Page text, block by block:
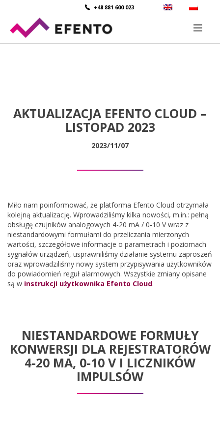
+48 881 600 023
AKTUALIZACJA EFENTO CLOUD –
LISTOPAD 2023
2023/11/07
Miło nam poinformować, że platforma Efento Cloud otrzymała
kolejną aktualizację. Wprowadziliśmy kilka nowości, m.in.: pełną
obsługę czujników analogowych 4-20 mA / 0-10 V wraz z
niestandardowymi formułami do przeliczania mierzonych
wartości, szczegółowe informacje o parametrach i poziomach
sygnałów urządzeń, usprawniliśmy działanie systemu zaproszeń
oraz wprowadziliśmy nowy system przypisywania użytkowników
do powiadomień reguł alarmowych. Wszystkie zmiany opisane
są w instrukcji użytkownika Efento Cloud.
NIESTANDARDOWE FORMUŁY
KONWERSJI DLA REJESTRATORÓW
4-20 MA, 0-10 V I LICZNIKÓW
IMPULSÓW